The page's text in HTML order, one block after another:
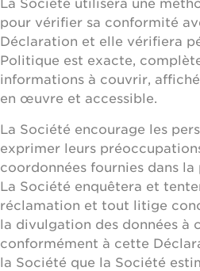
La Société utilisera une
pour vérifier sa conformité
Déclaration et elle vérifiera
Politique est exacte,
informations à couvrir,
en œuvre et accessible.
La Société encourage les
exprimer leurs
coordonnées fournies dans
La Société enquêtera et
réclamation et tout litige
la divulgation des données à
conformément à cette
la Société que la Société